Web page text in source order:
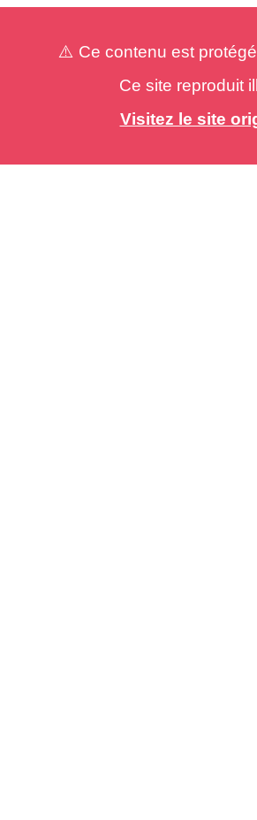
⚠️ Ce contenu est
Ce site reproduit
Visitez le site